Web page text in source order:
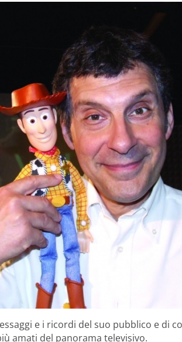
e i ricordi del suo pubblico e di
amati del panorama televisivo.